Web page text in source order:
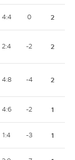
4:4 0 2
2:4 -2 2
4:8 -4 2
4:6 -2 1
1:4 -3 1